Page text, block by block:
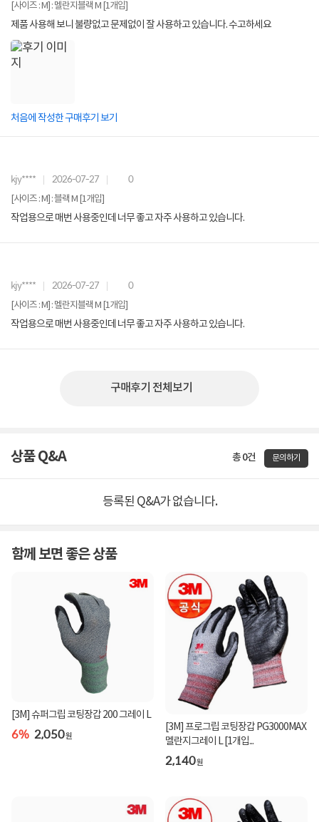
[사이즈 : M] : 멜란지블랙 M [1개입]
제품 사용해 보니 불량없고 문제없이 잘 사용하고 있습니다. 수고하세요
처음에 작성한 구매후기 보기
kjy**** 2026-07-27 0
[사이즈 : M] : 블랙 M [1개입]
작업용으로 매번 사용중인데 너무 좋고 자주 사용하고 있습니다.
kjy**** 2026-07-27 0
[사이즈 : M] : 멜란지블랙 M [1개입]
작업용으로 매번 사용중인데 너무 좋고 자주 사용하고 있습니다.
구매후기 전체보기
상품 Q&A 총 0건 문의하기
등록된 Q&A가 없습니다.
함께 보면 좋은 상품
[3M] 슈퍼그립 코팅장갑 200 그레이 L
6% 2,050원
[3M] 프로그립 코팅장갑 PG3000MAX
멜란지그레이 L [1개입...
2,140원